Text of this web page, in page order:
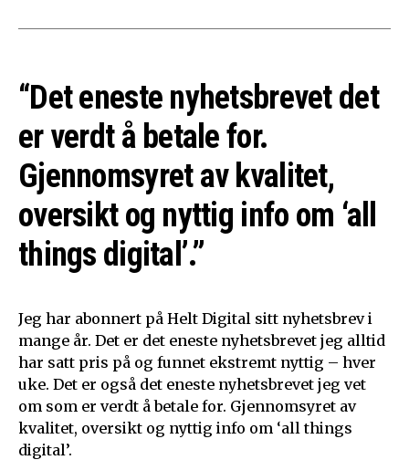
“Det eneste nyhetsbrevet det
er verdt å betale for.
Gjennomsyret av kvalitet,
oversikt og nyttig info om ‘all
things digital’.”
Jeg har abonnert på Helt Digital sitt nyhetsbrev i
mange år. Det er det eneste nyhetsbrevet jeg alltid
har satt pris på og funnet ekstremt nyttig – hver
uke. Det er også det eneste nyhetsbrevet jeg vet
om som er verdt å betale for. Gjennomsyret av
kvalitet, oversikt og nyttig info om ‘all things
digital’.